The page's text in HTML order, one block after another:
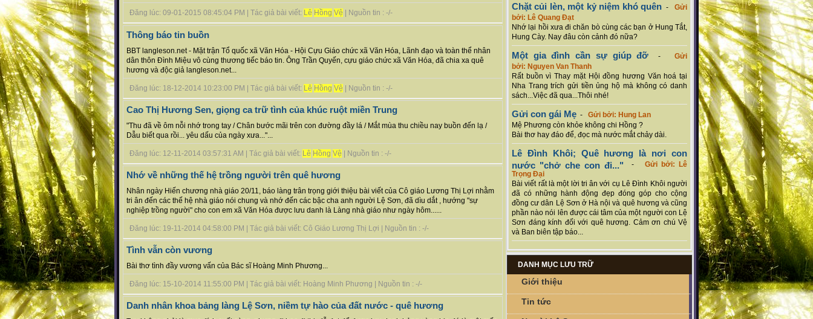
Đăng lúc: 09-01-2015 08:45:04 PM | Tác giả bài viết: Lê Hồng Vệ | Nguồn tin : -/-
Thông báo tin buồn
BBT langleson.net - Mặt trận Tổ quốc xã Văn Hóa - Hội Cựu Giáo chức xã Văn Hóa, Lãnh đạo và toàn thể nhân
dân thôn Đình Miệu vô cùng thương tiếc báo tin. Ông Trần Quyến, cựu giáo chức xã Văn Hóa, đã chia xa quê
hương và độc giả langleson.net...
Đăng lúc: 18-12-2014 10:23:00 PM | Tác giả bài viết: Lê Hồng Vệ | Nguồn tin : -/-
Cao Thị Hương Sen, giọng ca trữ tình của khúc ruột miền Trung
"Thu đã về ôm nỗi nhớ trong tay / Chân bước mãi trên con đường đầy lá / Mắt mùa thu chiều nay buồn đến lạ /
Dẫu biết qua rồi... yêu dấu của ngày xưa..."...
Đăng lúc: 12-11-2014 03:57:31 AM | Tác giả bài viết: Lê Hồng Vệ | Nguồn tin : -/-
Nhớ về những thế hệ trồng người trên quê hương
Nhân ngày Hiến chương nhà giáo 20/11, báo làng trân trọng giới thiệu bài viết của Cô giáo Lương Thị Lợi nhằm
tri ân đến các thế hệ nhà giáo nói chung và nhớ đến các bậc cha anh người Lệ Sơn, đã dìu dắt , hướng "sự
nghiệp trồng người" cho con em xã Văn Hóa được lưu danh là Làng nhà giáo như ngày hôm......
Đăng lúc: 19-11-2014 04:58:00 PM | Tác giả bài viết: Cô Giáo Lương Thị Lợi | Nguồn tin : -/-
Tình vẫn còn vương
Bài thơ tình đầy vương vấn của Bác sĩ Hoàng Minh Phương...
Đăng lúc: 15-10-2014 11:55:00 PM | Tác giả bài viết: Hoàng Minh Phương | Nguồn tin : -/-
Danh nhân khoa bảng làng Lệ Sơn, niềm tự hào của đất nước - quê hương
Chặt củi lèn, một kỷ niệm khó quên-Gửi
bởi: Lê Quang Đạt
Nhớ lại hồi xưa đi chăn bò cùng các bạn ở Hung Tắt,
Hung Cày. Nay đâu còn cảnh đó nữa?
Một gia đình cần sự giúp đỡ -Gửi
bởi: Nguyen Van Thanh
Rất buồn vì Thay mặt Hội đồng hương Văn hoá tại
Nha Trang trích gửi tiền ủng hộ mà không có danh
sách...Việc đã qua...Thôi nhé!
Gửi con gái Mẹ - Gửi bởi: Hung Lan
Mệ Phương còn khỏe không chi Hồng ?
Bài thơ hay đáo để, đọc mà nước mắt chảy dài.
Lê Đình Khôi; Quê hương là nơi con
nước "chở che con đi..." - Gửi bởi: Lê
Trọng Đại
Bài viết rất là một lời tri ân với cụ Lê Đình Khôi người
đã có những hành động đẹp đóng góp cho cộng
đồng cư dân Lệ Sơn ở Hà nội và quê hương và cũng
phần nào nói lên được cái tâm của một người con Lệ
Sơn đáng kính đối với quê hương. Cảm ơn chú Vệ
và Ban biên tập báo...
DANH MỤC LƯU TRỮ
Giới thiệu
Tin tức